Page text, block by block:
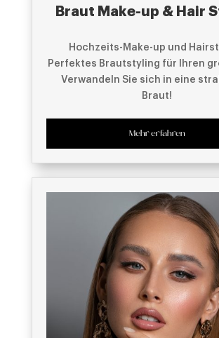
Braut Make-up & Hair
Hochzeits-Make-up und
Perfektes Brautstyling für Ihren
Verwandeln Sie sich in eine
Braut!
Mehr erfahren